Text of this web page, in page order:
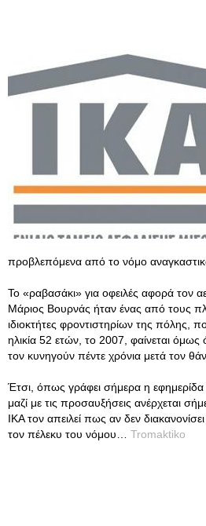
προβλεπόμενα από το νόμο
Το «ραβασάκι» για οφειλές αφορά τον
Μάριος Βουρνάς ήταν ένας από τους
ιδιοκτήτες φροντιστηρίων της πόλης,
ηλικία 52 ετών, το 2007, φαίνεται όμως
τον κυνηγούν πέντε χρόνια μετά τον
Έτσι, όπως γράφει σήμερα η
μαζί με τις προσαυξήσεις ανέρχεται
ΙΚΑ τον απειλεί πως αν δεν
τον πέλεκυ του νόμου… Tromaktiko